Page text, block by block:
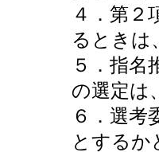
４．第２
るときは
５．指名
の選定は
６．選考
とするか